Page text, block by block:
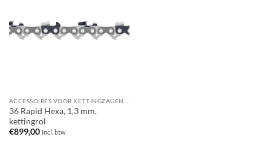
36 Rapid Hexa, 1,3 mm,
kettingrol
€899,00 Incl. btw